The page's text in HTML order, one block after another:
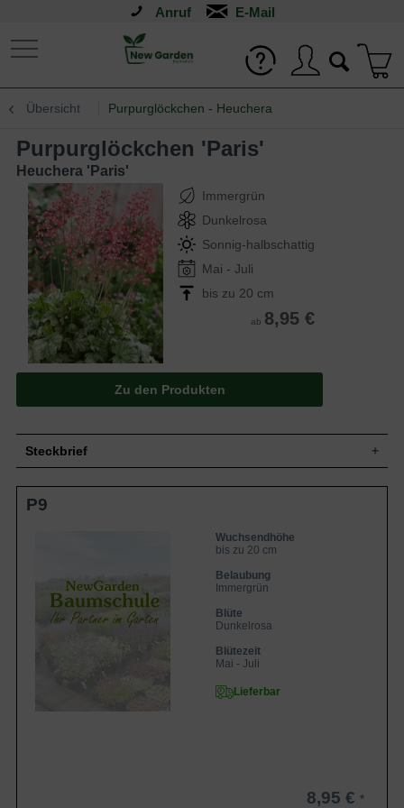
Anruf
Übersicht Purpurglöckchen - Heuchera
Purpurglöckchen 'Paris'
Heuchera 'Paris'
Immergrün
Dunkelrosa
Sonnig-halbschattig
Mai - Juli
bis zu 20 cm
ab 8,95 €
Zu den Produkten
Steckbrief
Staude, buschig, horstbildend, bis zu 20
Immergrün, herzförmig, grün mit weißem
Frucht
Steril, ohne Frucht
Blüte
Dunkelrosa rispenartig
Blütezeit
Mai bis Juli
Frische, durchlässige Untergründe
Sonnig bis halbschattig
Pflanzen pro
Die Heuchera 'Paris' (Purpurglöckchen)
begeistern die grünen Blätter mit ihrem
P9
Wuchsendhöhe
bis zu 20 cm
Belaubung
Immergrün
Blüte
Dunkelrosa
Blütezeit
Mai - Juli
Lieferbar
8,95 €